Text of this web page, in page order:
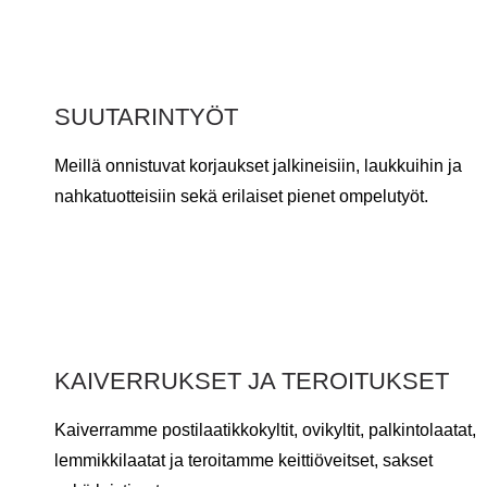
SUUTARINTYÖT
Meillä onnistuvat korjaukset jalkineisiin, laukkuihin ja
nahkatuotteisiin sekä erilaiset pienet ompelutyöt.
KAIVERRUKSET JA TEROITUKSET
Kaiverramme postilaatikkokyltit, ovikyltit, palkintolaatat,
lemmikkilaatat ja teroitamme keittiöveitset, sakset